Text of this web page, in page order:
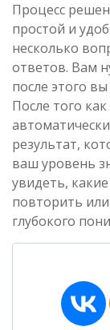
Процесс
простой и
несколько
ответов. Вам
после этого
После того
результат,
ваш уровень
увидеть,
повторить или
глубокого